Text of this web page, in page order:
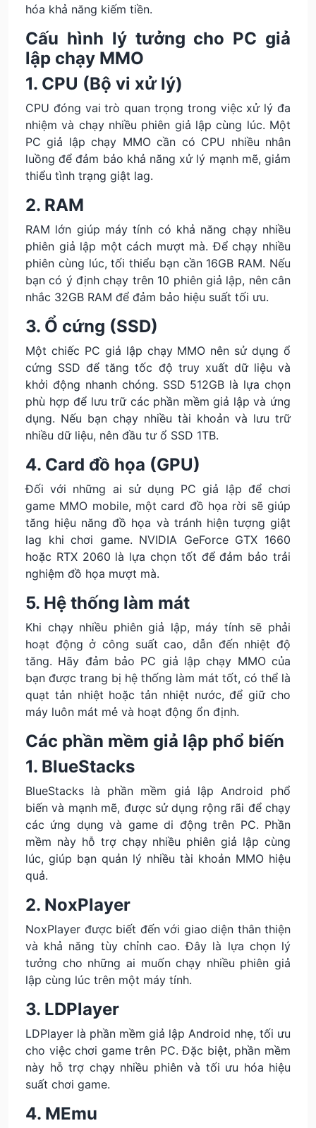
hóa khả năng kiếm tiền.
Cấu hình lý tưởng cho PC giả
lập chạy MMO
1. CPU (Bộ vi xử lý)
CPU đóng vai trò quan trọng trong việc xử lý đa
nhiệm và chạy nhiều phiên giả lập cùng lúc. Một
PC giả lập chạy MMO cần có CPU nhiều nhân
luồng để đảm bảo khả năng xử lý mạnh mẽ, giảm
thiểu tình trạng giật lag.
2. RAM
RAM lớn giúp máy tính có khả năng chạy nhiều
phiên giả lập một cách mượt mà. Để chạy nhiều
phiên cùng lúc, tối thiểu bạn cần 16GB RAM. Nếu
bạn có ý định chạy trên 10 phiên giả lập, nên cân
nhắc 32GB RAM để đảm bảo hiệu suất tối ưu.
3. Ổ cứng (SSD)
Một chiếc PC giả lập chạy MMO nên sử dụng ổ
cứng SSD để tăng tốc độ truy xuất dữ liệu và
khởi động nhanh chóng. SSD 512GB là lựa chọn
phù hợp để lưu trữ các phần mềm giả lập và ứng
dụng. Nếu bạn chạy nhiều tài khoản và lưu trữ
nhiều dữ liệu, nên đầu tư ổ SSD 1TB.
4. Card đồ họa (GPU)
Đối với những ai sử dụng PC giả lập để chơi
game MMO mobile, một card đồ họa rời sẽ giúp
tăng hiệu năng đồ họa và tránh hiện tượng giật
lag khi chơi game. NVIDIA GeForce GTX 1660
hoặc RTX 2060 là lựa chọn tốt để đảm bảo trải
nghiệm đồ họa mượt mà.
5. Hệ thống làm mát
Khi chạy nhiều phiên giả lập, máy tính sẽ phải
hoạt động ở công suất cao, dẫn đến nhiệt độ
tăng. Hãy đảm bảo PC giả lập chạy MMO của
bạn được trang bị hệ thống làm mát tốt, có thể là
quạt tản nhiệt hoặc tản nhiệt nước, để giữ cho
máy luôn mát mẻ và hoạt động ổn định.
Các phần mềm giả lập phổ biến
1. BlueStacks
BlueStacks là phần mềm giả lập Android phổ
biến và mạnh mẽ, được sử dụng rộng rãi để chạy
các ứng dụng và game di động trên PC. Phần
mềm này hỗ trợ chạy nhiều phiên giả lập cùng
lúc, giúp bạn quản lý nhiều tài khoản MMO hiệu
quả.
2. NoxPlayer
NoxPlayer được biết đến với giao diện thân thiện
và khả năng tùy chỉnh cao. Đây là lựa chọn lý
tưởng cho những ai muốn chạy nhiều phiên giả
lập cùng lúc trên một máy tính.
3. LDPlayer
LDPlayer là phần mềm giả lập Android nhẹ, tối ưu
cho việc chơi game trên PC. Đặc biệt, phần mềm
này hỗ trợ chạy nhiều phiên và tối ưu hóa hiệu
suất chơi game.
4. MEmu